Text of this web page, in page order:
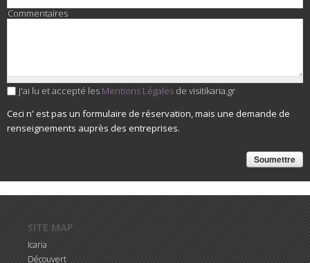
Commentaires
J'ai lu et accepté les Mentions Légales de visitikaria.gr
Ceci n' est pas un formulaire de réservation, mais une demande de
renseignements auprès des entreprises.
SITE MAP
Icaria
Découvert